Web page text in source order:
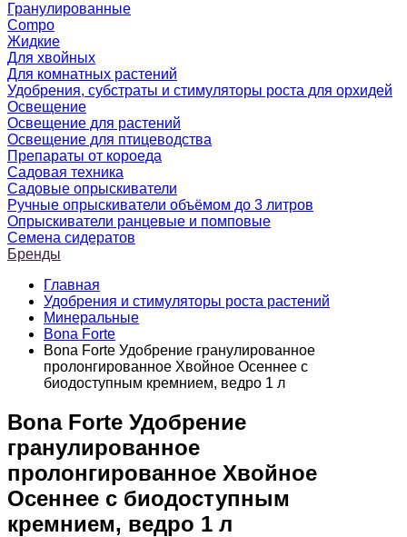
Гранулированные
Compo
Жидкие
Для хвойных
Для комнатных растений
Удобрения, субстраты и стимуляторы роста для орхидей
Освещение
Освещение для растений
Освещение для птицеводства
Препараты от короеда
Садовая техника
Садовые опрыскиватели
Ручные опрыскиватели объёмом до 3 литров
Опрыскиватели ранцевые и помповые
Семена сидератов
Бренды
Главная
Удобрения и стимуляторы роста растений
Минеральные
Bona Forte
Bona Forte Удобрение гранулированное
пролонгированное Хвойное Осеннее с
биодоступным кремнием, ведро 1 л
Bona Forte Удобрение
гранулированное
пролонгированное Хвойное
Осеннее с биодоступным
кремнием, ведро 1 л